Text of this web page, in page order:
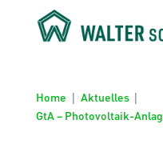
Home | Aktuelles |
GtA – Photovoltaik-